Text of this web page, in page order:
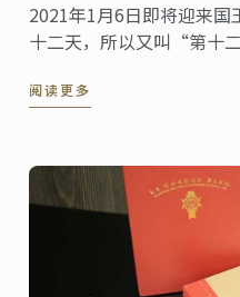
2021年1月6日即将迎来
十二天，所以又叫“第十
一。
阅读更多